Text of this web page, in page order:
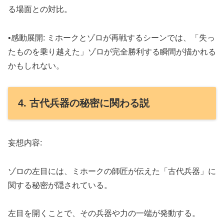
る場面との対比。
•感動展開: ミホークとゾロが再戦するシーンでは、「失っ
たものを乗り越えた」ゾロが完全勝利する瞬間が描かれる
かもしれない。
4. 古代兵器の秘密に関わる説
妄想内容:
ゾロの左目には、ミホークの師匠が伝えた「古代兵器」に
関する秘密が隠されている。
左目を開くことで、その兵器や力の一端が発動する。